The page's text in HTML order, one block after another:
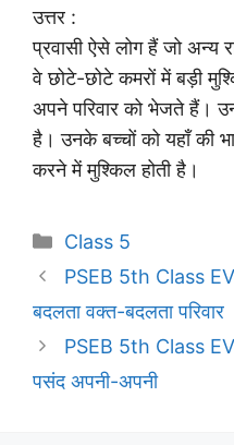
उत्तर :
प्रवासी ऐसे लोग हैं जो अन्य
वे छोटे-छोटे कमरों में बड़ी
अपने परिवार को भेजते हैं।
है। उनके बच्चों को यहाँ की
करने में मुश्किल होती है।
Categories
Class 5
PSEB 5th Class
बदलता वक्त-बदलता परिवार
PSEB 5th Class
पसंद अपनी-अपनी